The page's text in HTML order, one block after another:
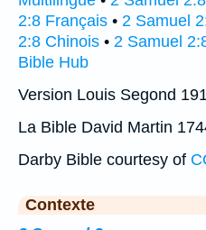
2:8 Français • 2 Samuel
2:8 Chinois • 2 Samuel
Bible Hub
Version Louis Segond
La Bible David Martin
Darby Bible courtesy of
Contexte